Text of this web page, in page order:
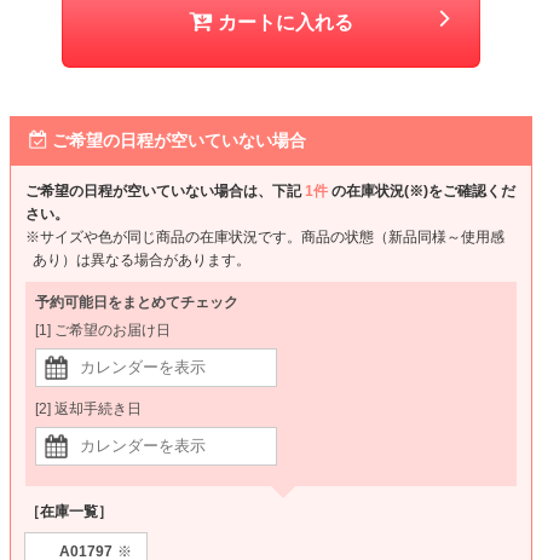
カートに入れる
ご希望の日程が空いていない場合
ご希望の日程が空いていない場合は、下記1件 の在庫状況(※)をご確認くだ
さい。
※サイズや色が同じ商品の在庫状況です。商品の状態（新品同様～使用感
あり）は異なる場合があります。
予約可能日をまとめてチェック
[1] ご希望のお届け日
[2] 返却手続き日
［在庫一覧］
A01797 ※